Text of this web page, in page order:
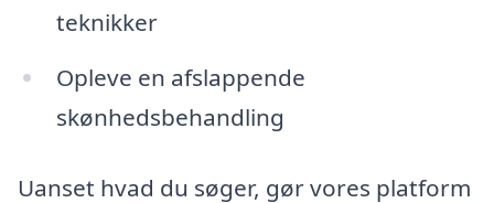
teknikker
Opleve en afslappende
skønhedsbehandling
Uanset hvad du søger, gør vores platform